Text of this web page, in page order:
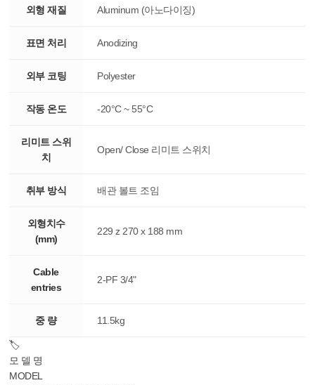
외형 재질 Aluminum (아노다이징)
표면 처리 Anodizing
외부 코팅 Polyester
작동 온도 -20°C ~ 55°C
리미트 스위
치
Open/ Close 리미트 스위치
취부 방식 배관 볼트 조임
외형치수
(mm)
229 z 270 x 188 mm
Cable
entries
2-PF 3/4"
중 량 11.5kg
🏷️
모 델 명
MODEL